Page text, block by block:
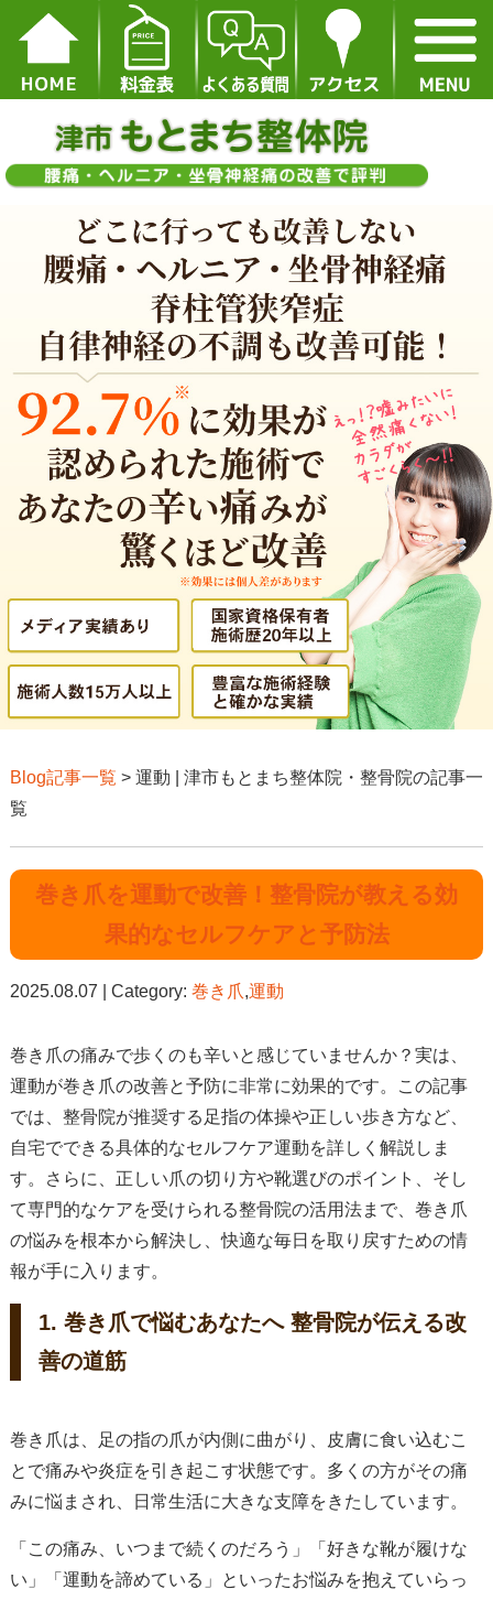
Blog記事一覧 > 運動 | 津市もとまち整体院・整骨院の記事一
覧
巻き爪を運動で改善！整骨院が教える効
果的なセルフケアと予防法
2025.08.07 | Category: 巻き爪,運動
巻き爪の痛みで歩くのも辛いと感じていませんか？実は、
運動が巻き爪の改善と予防に非常に効果的です。この記事
では、整骨院が推奨する足指の体操や正しい歩き方など、
自宅でできる具体的なセルフケア運動を詳しく解説しま
す。さらに、正しい爪の切り方や靴選びのポイント、そし
て専門的なケアを受けられる整骨院の活用法まで、巻き爪
の悩みを根本から解決し、快適な毎日を取り戻すための情
報が手に入ります。
1. 巻き爪で悩むあなたへ 整骨院が伝える改
善の道筋
巻き爪は、足の指の爪が内側に曲がり、皮膚に食い込むこ
とで痛みや炎症を引き起こす状態です。多くの方がその痛
みに悩まされ、日常生活に大きな支障をきたしています。
「この痛み、いつまで続くのだろう」「好きな靴が履けな
い」「運動を諦めている」といったお悩みを抱えていらっ